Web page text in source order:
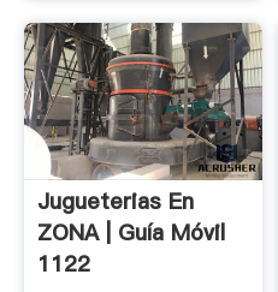
Jugueterias En
ZONA | Guía Móvil
1122